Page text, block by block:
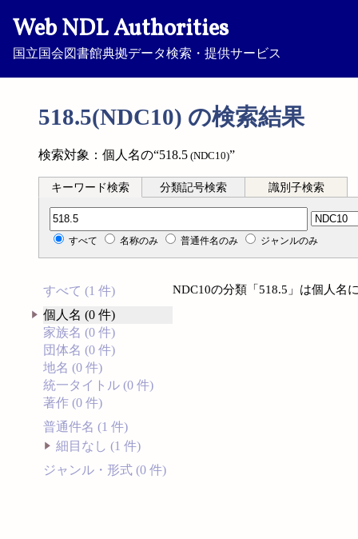
Web NDL Authorities
国立国会図書館典拠データ検索・提供サービス
518.5(NDC10) の検索結果
検索対象：個人名の“518.5 (NDC10)”
キーワード検索 分類記号検索 識別子検索
分類記号検索
すべて 名称のみ 普通件名のみ ジャンルのみ
すべて (1 件)
個人名 (0 件)
家族名 (0 件)
団体名 (0 件)
地名 (0 件)
統一タイトル (0 件)
著作 (0 件)
普通件名 (1 件)
細目なし (1 件)
ジャンル・形式 (0 件)
NDC10の分類「518.5」は個人名